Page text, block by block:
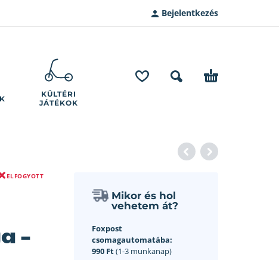
Bejelentkezés
KÜLTÉRI
JÁTÉKOK
ELFOGYOTT
–
Mikor és hol
vehetem át?
Foxpost
csomagautomatába:
990 Ft(1-3 munkanap)